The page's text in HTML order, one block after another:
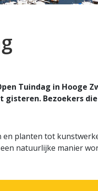
Tuindag in Hooge
gisteren. Bezoekers
planten tot
natuurlijke manier